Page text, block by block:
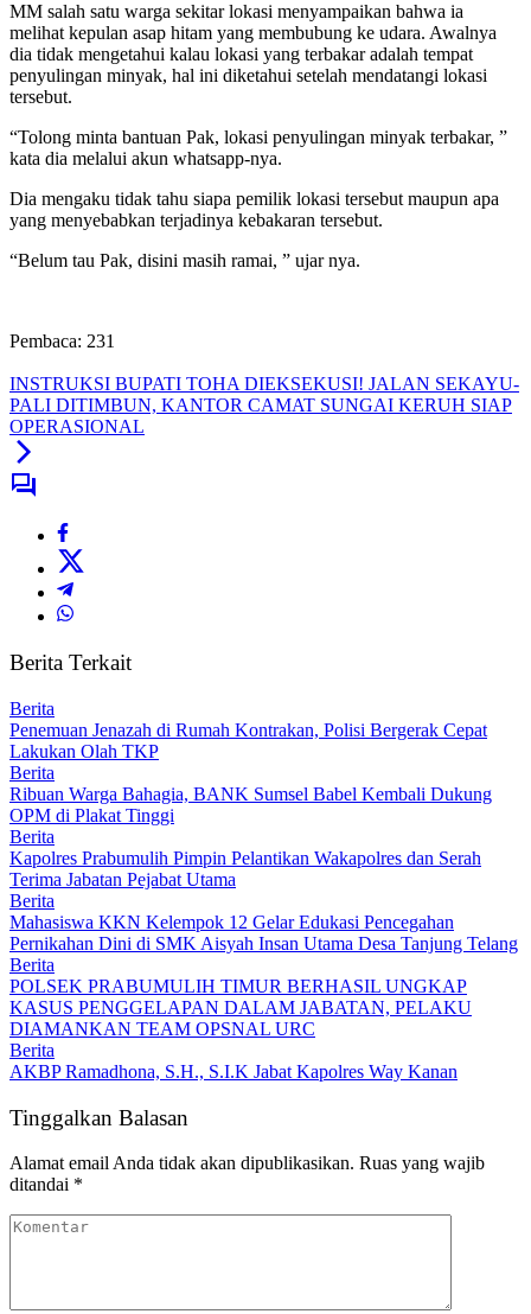
MM salah satu warga sekitar lokasi menyampaikan bahwa ia
melihat kepulan asap hitam yang membubung ke udara. Awalnya
dia tidak mengetahui kalau lokasi yang terbakar adalah tempat
penyulingan minyak, hal ini diketahui setelah mendatangi lokasi
tersebut.
“Tolong minta bantuan Pak, lokasi penyulingan minyak terbakar, ”
kata dia melalui akun whatsapp-nya.
Dia mengaku tidak tahu siapa pemilik lokasi tersebut maupun apa
yang menyebabkan terjadinya kebakaran tersebut.
“Belum tau Pak, disini masih ramai, ” ujar nya.
Pembaca: 231
INSTRUKSI BUPATI TOHA DIEKSEKUSI! JALAN SEKAYU-
PALI DITIMBUN, KANTOR CAMAT SUNGAI KERUH SIAP
OPERASIONAL
Berita Terkait
Berita
Penemuan Jenazah di Rumah Kontrakan, Polisi Bergerak Cepat
Lakukan Olah TKP
Berita
Ribuan Warga Bahagia, BANK Sumsel Babel Kembali Dukung
OPM di Plakat Tinggi
Berita
Kapolres Prabumulih Pimpin Pelantikan Wakapolres dan Serah
Terima Jabatan Pejabat Utama
Berita
Mahasiswa KKN Kelempok 12 Gelar Edukasi Pencegahan
Pernikahan Dini di SMK Aisyah Insan Utama Desa Tanjung Telang
Berita
POLSEK PRABUMULIH TIMUR BERHASIL UNGKAP
KASUS PENGGELAPAN DALAM JABATAN, PELAKU
DIAMANKAN TEAM OPSNAL URC
Berita
AKBP Ramadhona, S.H., S.I.K Jabat Kapolres Way Kanan
Tinggalkan Balasan
Alamat email Anda tidak akan dipublikasikan. Ruas yang wajib
ditandai *